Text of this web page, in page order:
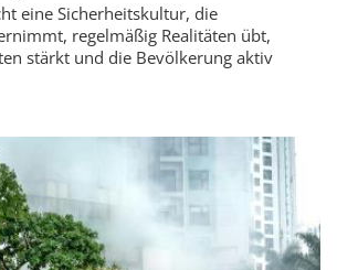
eine Sicherheitskultur, die
regelmäßig Realitäten übt,
stärkt und die Bevölkerung aktiv